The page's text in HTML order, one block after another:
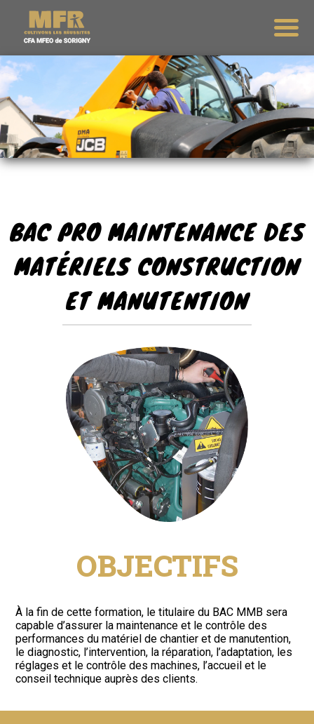
BAC PRO MAINTENANCE DES
MATÉRIELS CONSTRUCTION
ET MANUTENTION
OBJECTIFS
À la fin de cette formation, le titulaire du BAC MMB sera
capable d’assurer la maintenance et le contrôle des
performances du matériel de chantier et de manutention,
le diagnostic, l’intervention, la réparation, l’adaptation, les
réglages et le contrôle des machines, l’accueil et le
conseil technique auprès des clients.